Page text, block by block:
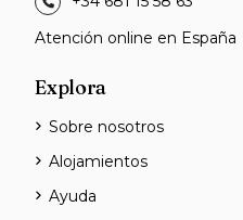
Atención online en España
Explora
Sobre nosotros
Alojamientos
Ayuda